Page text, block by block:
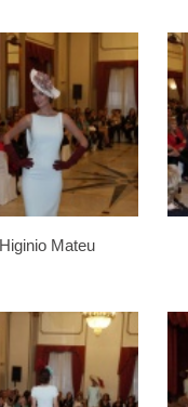
Higinio Mateu